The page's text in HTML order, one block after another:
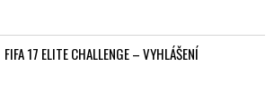
FIFA 17 ELITE CHALLENGE – VYHLÁŠENÍ